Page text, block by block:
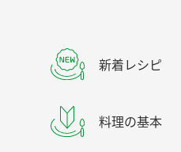
新着レシピ
料理の基本